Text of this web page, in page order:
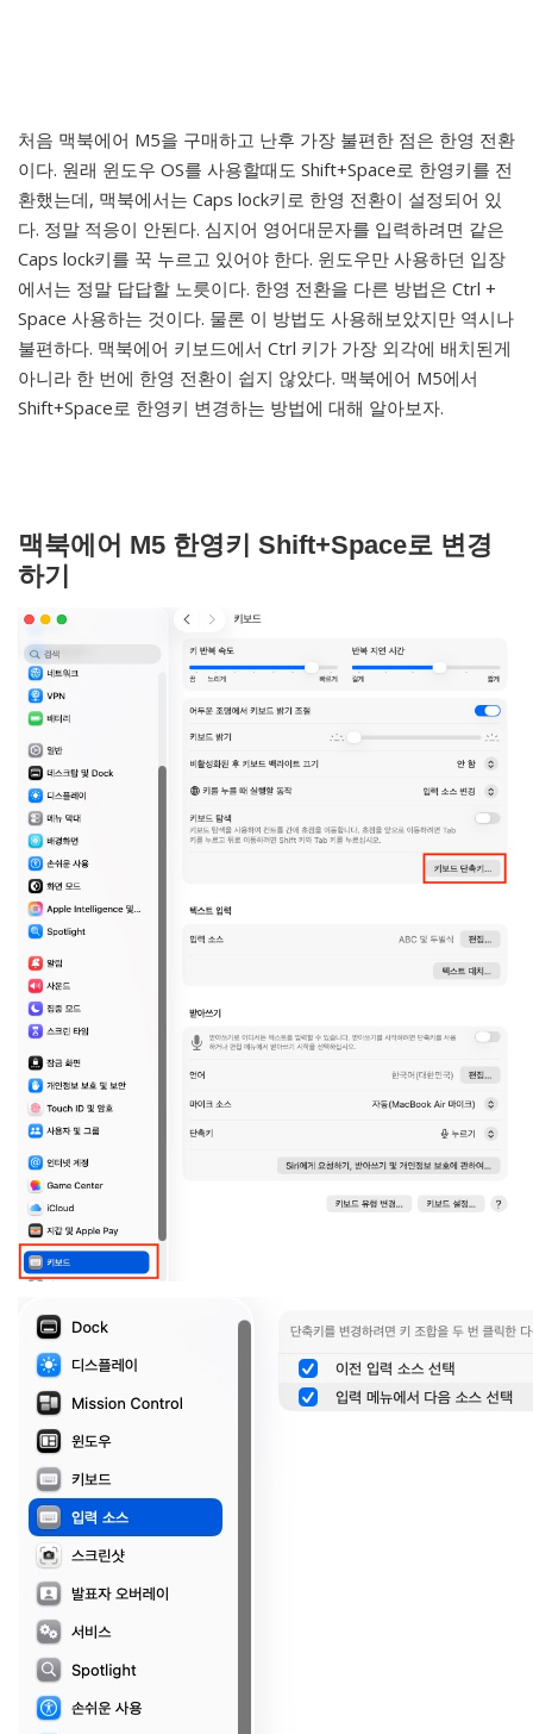
처음 맥북에어 M5을 구매하고 난후 가장 불편한 점은 한영 전환
이다. 원래 윈도우 OS를 사용할때도 Shift+Space로 한영키를 전
환했는데, 맥북에서는 Caps lock키로 한영 전환이 설정되어 있
다. 정말 적응이 안된다. 심지어 영어대문자를 입력하려면 같은
Caps lock키를 꾹 누르고 있어야 한다. 윈도우만 사용하던 입장
에서는 정말 답답할 노릇이다. 한영 전환을 다른 방법은 Ctrl +
Space 사용하는 것이다. 물론 이 방법도 사용해보았지만 역시나
불편하다. 맥북에어 키보드에서 Ctrl 키가 가장 외각에 배치된게
아니라 한 번에 한영 전환이 쉽지 않았다. 맥북에어 M5에서
Shift+Space로 한영키 변경하는 방법에 대해 알아보자.
맥북에어 M5 한영키 Shift+Space로 변경
하기